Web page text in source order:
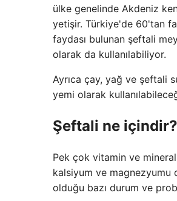
ülke genelinde Akdeniz
yetişir. Türkiye'de 60'tan
faydası bulunan şeftali
olarak da kullanılabiliyor.
Ayrıca çay, yağ ve şeftali
yemi olarak
Şeftali ne
Pek çok vitamin ve
kalsiyum ve magnezyumu
olduğu bazı durum ve